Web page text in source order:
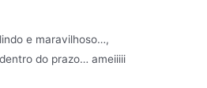
e maravilhoso…,
do prazo… ameiiiii